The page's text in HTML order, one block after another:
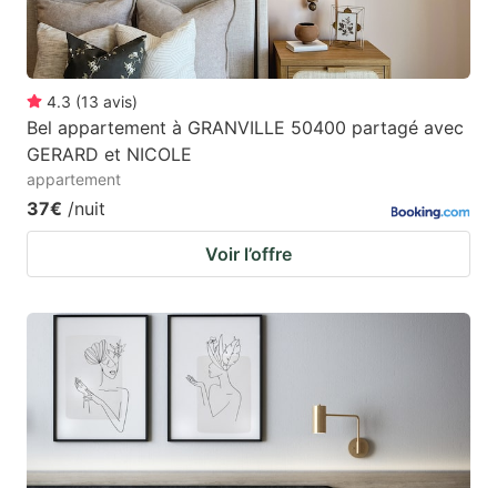
4.3 (13 avis)
Bel appartement à GRANVILLE 50400 partagé avec
GERARD et NICOLE
appartement
37€ /nuit
Voir l’offre